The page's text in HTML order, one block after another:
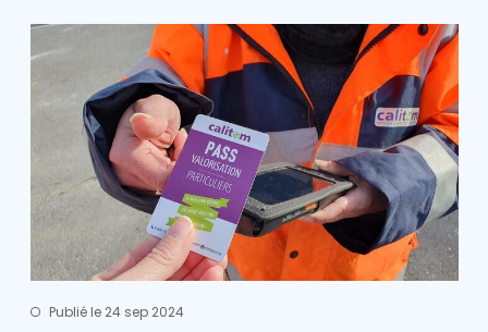
Publié le 24 sep 2024